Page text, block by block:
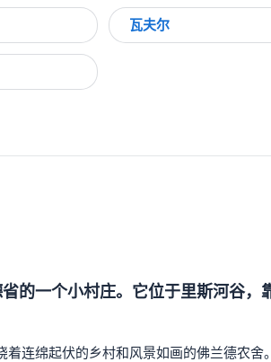
瓦夫尔
的一个小村庄。它位于里斯河谷
连绵起伏的乡村和风景如画的佛兰德农